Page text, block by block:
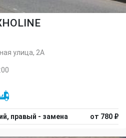
улица, 2А
правый - замена от 780 ₽